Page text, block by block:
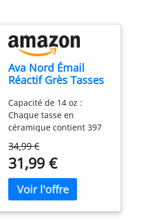
Ava Nord Émail
Réactif Grès Tasses
Céramique 4pk |
400ml | Blau
Capacité de 14 oz :
Chaque tasse en
céramique contient 397
le café, le thé, le latte, le
cappuccino, le chocolat
chaud ou le cacao. Un
ensemble de tasses à
café polyvalent pour un
usage quotidien à la
34,99 €
31,99 €